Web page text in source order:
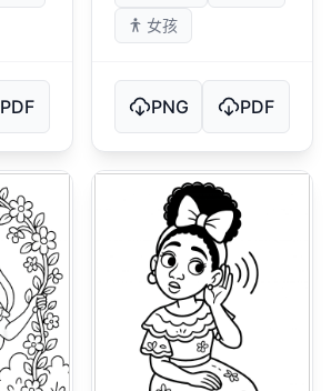
PDF
女孩
PNG PDF